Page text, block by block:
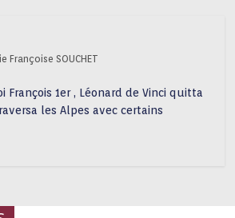
Françoise SOUCHET
François 1er , Léonard de Vinci quitta
les Alpes avec certains